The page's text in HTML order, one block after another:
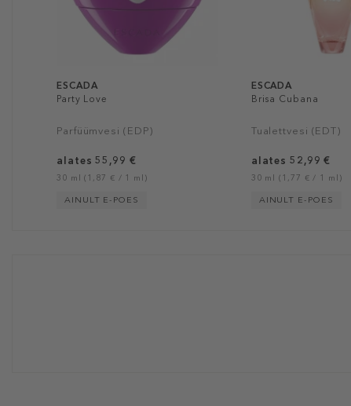
ESCADA
Party Love
Parfüümvesi (EDP)
alates 55,99 €
30 ml (1,87 € / 1 ml)
AINULT E-POES
ESCADA
Brisa Cubana
Tualettvesi (EDT)
alates 52,99 €
30 ml (1,77 € / 1 ml)
AINULT E-POES